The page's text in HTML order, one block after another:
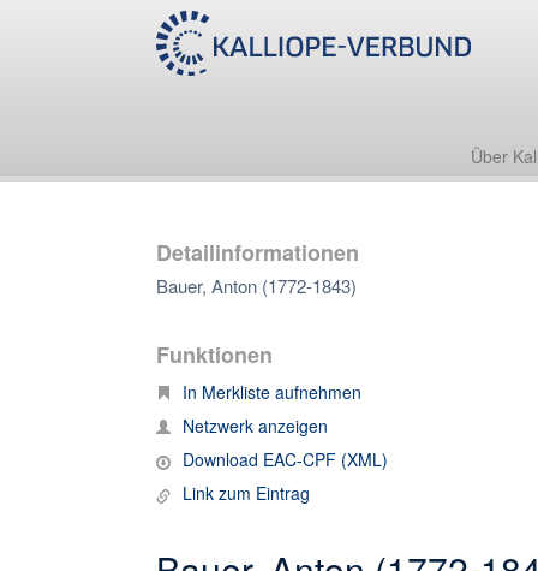
Über
Detailinformationen
Bauer, Anton (1772-1843)
Funktionen
In Merkliste aufnehmen
Netzwerk anzeigen
Download EAC-CPF (XML)
Link zum Eintrag